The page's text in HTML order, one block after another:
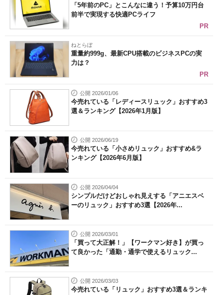
「5年前のPC」とこんなに違う！予算10万円台
前半で実現する快適PCライフ
PR
ねとらぼ
重量約999g、最新CPU搭載のビジネスPCの実
力は？
PR
公開 2026/01/06
今売れている「レディースリュック」おすすめ3
選＆ランキング【2026年1月版】
公開 2026/06/19
今売れている「小さめリュック」おすすめ&ラ
ンキング【2026年6月版】
公開 2026/04/04
シンプルだけどおしゃれ見えする「アニエスベ
ーのリュック」おすすめ3選【2026年...
公開 2026/03/01
「買って大正解！」【ワークマン好き】が買っ
て良かった「通勤・通学で使えるリュック...
公開 2026/03/03
今売れている「リュック」おすすめ3選＆ランキ